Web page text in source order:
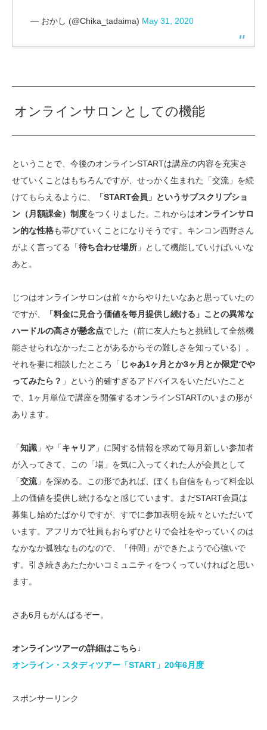
— おかし (@Chika_tadaima) May 31, 2020
オンラインサロンとしての機能
ということで、今後のオンラインSTARTは講座の内容を充実さ
せていくことはもちろんですが、せっかく生まれた「交流」を続
けてもらえるように、
「START会員」というサブスクリプショ
ン（月額課金）制度をつくりました。これからはオンラインサロ
ン的な性格も帯びていくことになりそうです。キンコン西野さん
がよく言ってる「待ち合わせ場所 」として機能していけばいいな
あと。
じつはオンラインサロンは前々からやりたいなあと思っていたの
ですが、
「料金に見合う価値を毎月提供し続ける」ことの異常な
ハードルの高さが懸念点でした（前に友人たちと挑戦して全然機
能させられなかったことがあるからその難しさを知っている）。
それを妻に相談したところ「 じゃあ1ヶ月とか3ヶ月とか限定でや
ってみたら？ 」という的確すぎるアドバイスをいただいたこと
で、1ヶ月単位で講座を開催するオンラインSTARTのいまの形が
あります。
「知識 」や「キャリア 」に関する情報を求めて毎月新しい参加者
が入ってきて、この「場」を気に入ってくれた人が会員として
「交流」を深める。この形であれば、ぼくも自信をもって料金以
上の価値を提供し続けるなと感じています。まだSTART会員は
募集し始めたばかりですが、すでに参加表明を続々といただいて
います。アフリカで社員もおらずひとりで会社をやっていくのは
なかなか孤独なものなので、「仲間」ができたようで心強いで
す。引き続きあたたかいコミュニティをつくっていければと思い
ます。
さあ6月もがんばるぞー。
オンラインツアーの詳細はこちら↓
オンライン・スタディツアー「START」20年6月度
スポンサーリンク